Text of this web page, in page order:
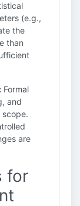
(e.g.,
the
than
Formal
and
are
for